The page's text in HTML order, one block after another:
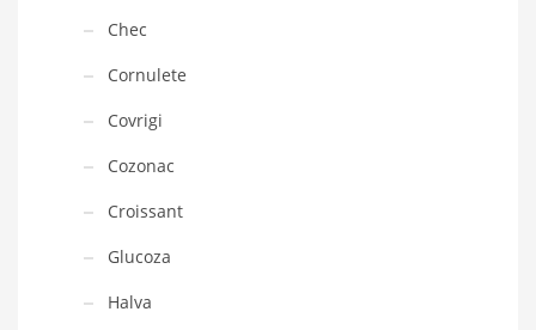
Chec
Cornulete
Covrigi
Cozonac
Croissant
Glucoza
Halva